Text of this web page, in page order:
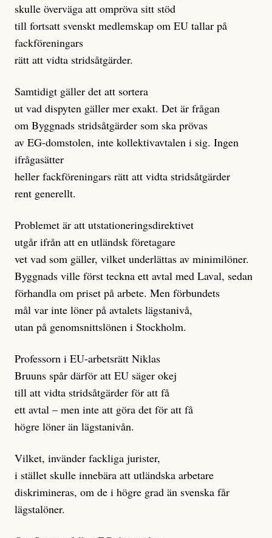
skulle överväga att ompröva sitt stöd
till fortsatt svenskt medlemskap om EU tallar på
fackföreningars
rätt att vidta stridsåtgärder.
Samtidigt gäller det att sortera
ut vad dispyten gäller mer exakt. Det är frågan
om Byggnads stridsåtgärder som ska prövas
av EG-domstolen, inte kollektivavtalen i sig. Ingen
ifrågasätter
heller fackföreningars rätt att vidta stridsåtgärder
rent generellt.
Problemet är att utstationeringsdirektivet
utgår ifrån att en utländsk företagare
vet vad som gäller, vilket underlättas av minimilöner.
Byggnads ville först teckna ett avtal med Laval, sedan
förhandla om priset på arbete. Men förbundets
mål var inte löner på avtalets lägstanivå,
utan på genomsnittslönen i Stockholm.
Professorn i EU-arbetsrätt Niklas
Bruuns spår därför att EU säger okej
till att vidta stridsåtgärder för att få
ett avtal – men inte att göra det för att få
högre löner än lägstanivån.
Vilket, invänder fackliga jurister,
i stället skulle innebära att utländska arbetare
diskrimineras, om de i högre grad än svenska får
lägstalöner.